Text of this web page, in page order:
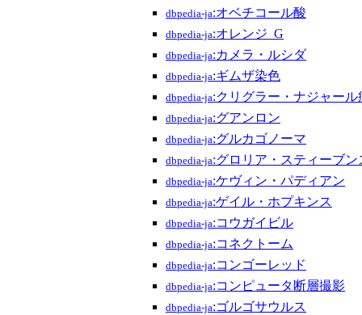
dbpedia-ja:オベチコール酸
dbpedia-ja:オレンジ_G
dbpedia-ja:カメラ・ルシダ
dbpedia-ja:ギムザ染色
dbpedia-ja:クリグラー・ナジャール
dbpedia-ja:グアンロン
dbpedia-ja:グルカゴノーマ
dbpedia-ja:グロリア・スティーブン
dbpedia-ja:ケヴィン・パディアン
dbpedia-ja:ゲイル・ホプキンス
dbpedia-ja:コウガイビル
dbpedia-ja:コネクトーム
dbpedia-ja:コンゴーレッド
dbpedia-ja:コンピュータ断層撮影
dbpedia-ja:ゴルゴサウルス